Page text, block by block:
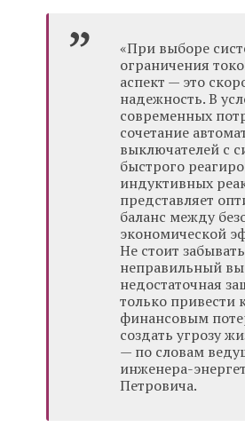
«При выборе
ограничения
аспект — это
надежность. В
современных
сочетание
выключателей с
быстрого
индуктивных
представляет
баланс между
экономической
Не стоит
неправильный
недостаточная
только привести
финансовым
создать угрозу
— по словам
инженера-
Петровича.